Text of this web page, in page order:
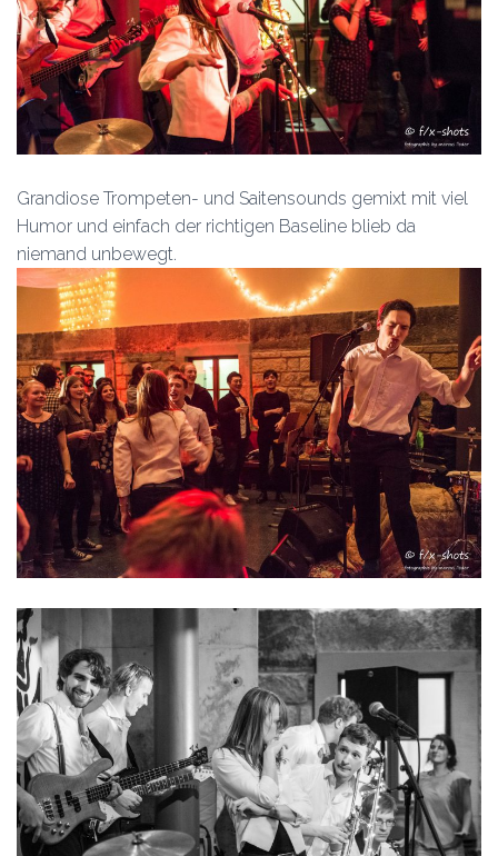
Grandiose Trompeten- und Saitensounds gemixt mit viel
Humor und einfach der richtigen Baseline blieb da
niemand unbewegt.